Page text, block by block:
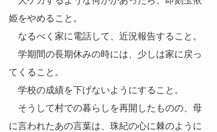
姫をやめること。
なるべく家に電話して、近況報告すること。
学期間の長期休みの時には、少しは家に戻っ
てくること。
学校の成績を下げないようにすること。
そうして村での暮らしを再開したものの、母
に言われたあの言葉は、珠紀の心に棘のように